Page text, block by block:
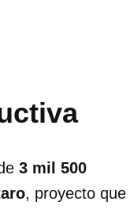
3 mil 500
, proyecto que